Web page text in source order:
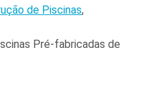
de Piscinas,
Pré-fabricadas de